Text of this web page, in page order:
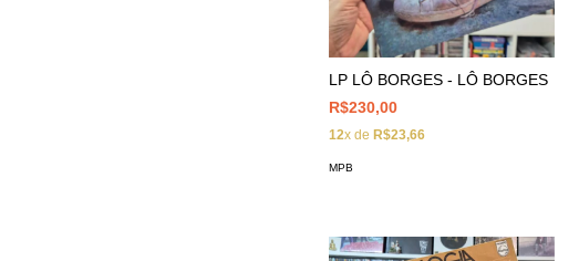
LP LÔ BORGES - LÔ BORGES
R$230,00
12x de R$23,66
MPB